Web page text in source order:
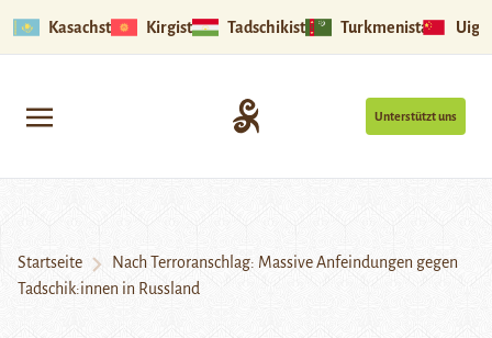
Kasachstan Kirgistan Tadschikistan Turkmenistan
Unterstützt uns
Startseite
Nach Terroranschlag: Massive Anfeindungen gegen
Tadschik:innen in Russland